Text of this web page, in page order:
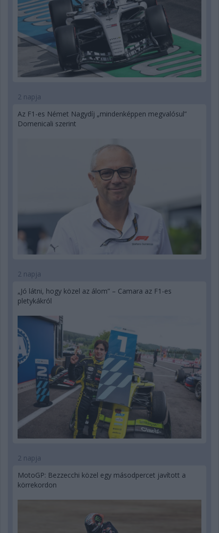
2 napja
Az F1-es Német Nagydíj „mindenképpen megvalósul”
Domenicali szerint
2 napja
„Jó látni, hogy közel az álom” – Camara az F1-es
pletykákról
2 napja
MotoGP: Bezzecchi közel egy másodpercet javított a
körrekordon